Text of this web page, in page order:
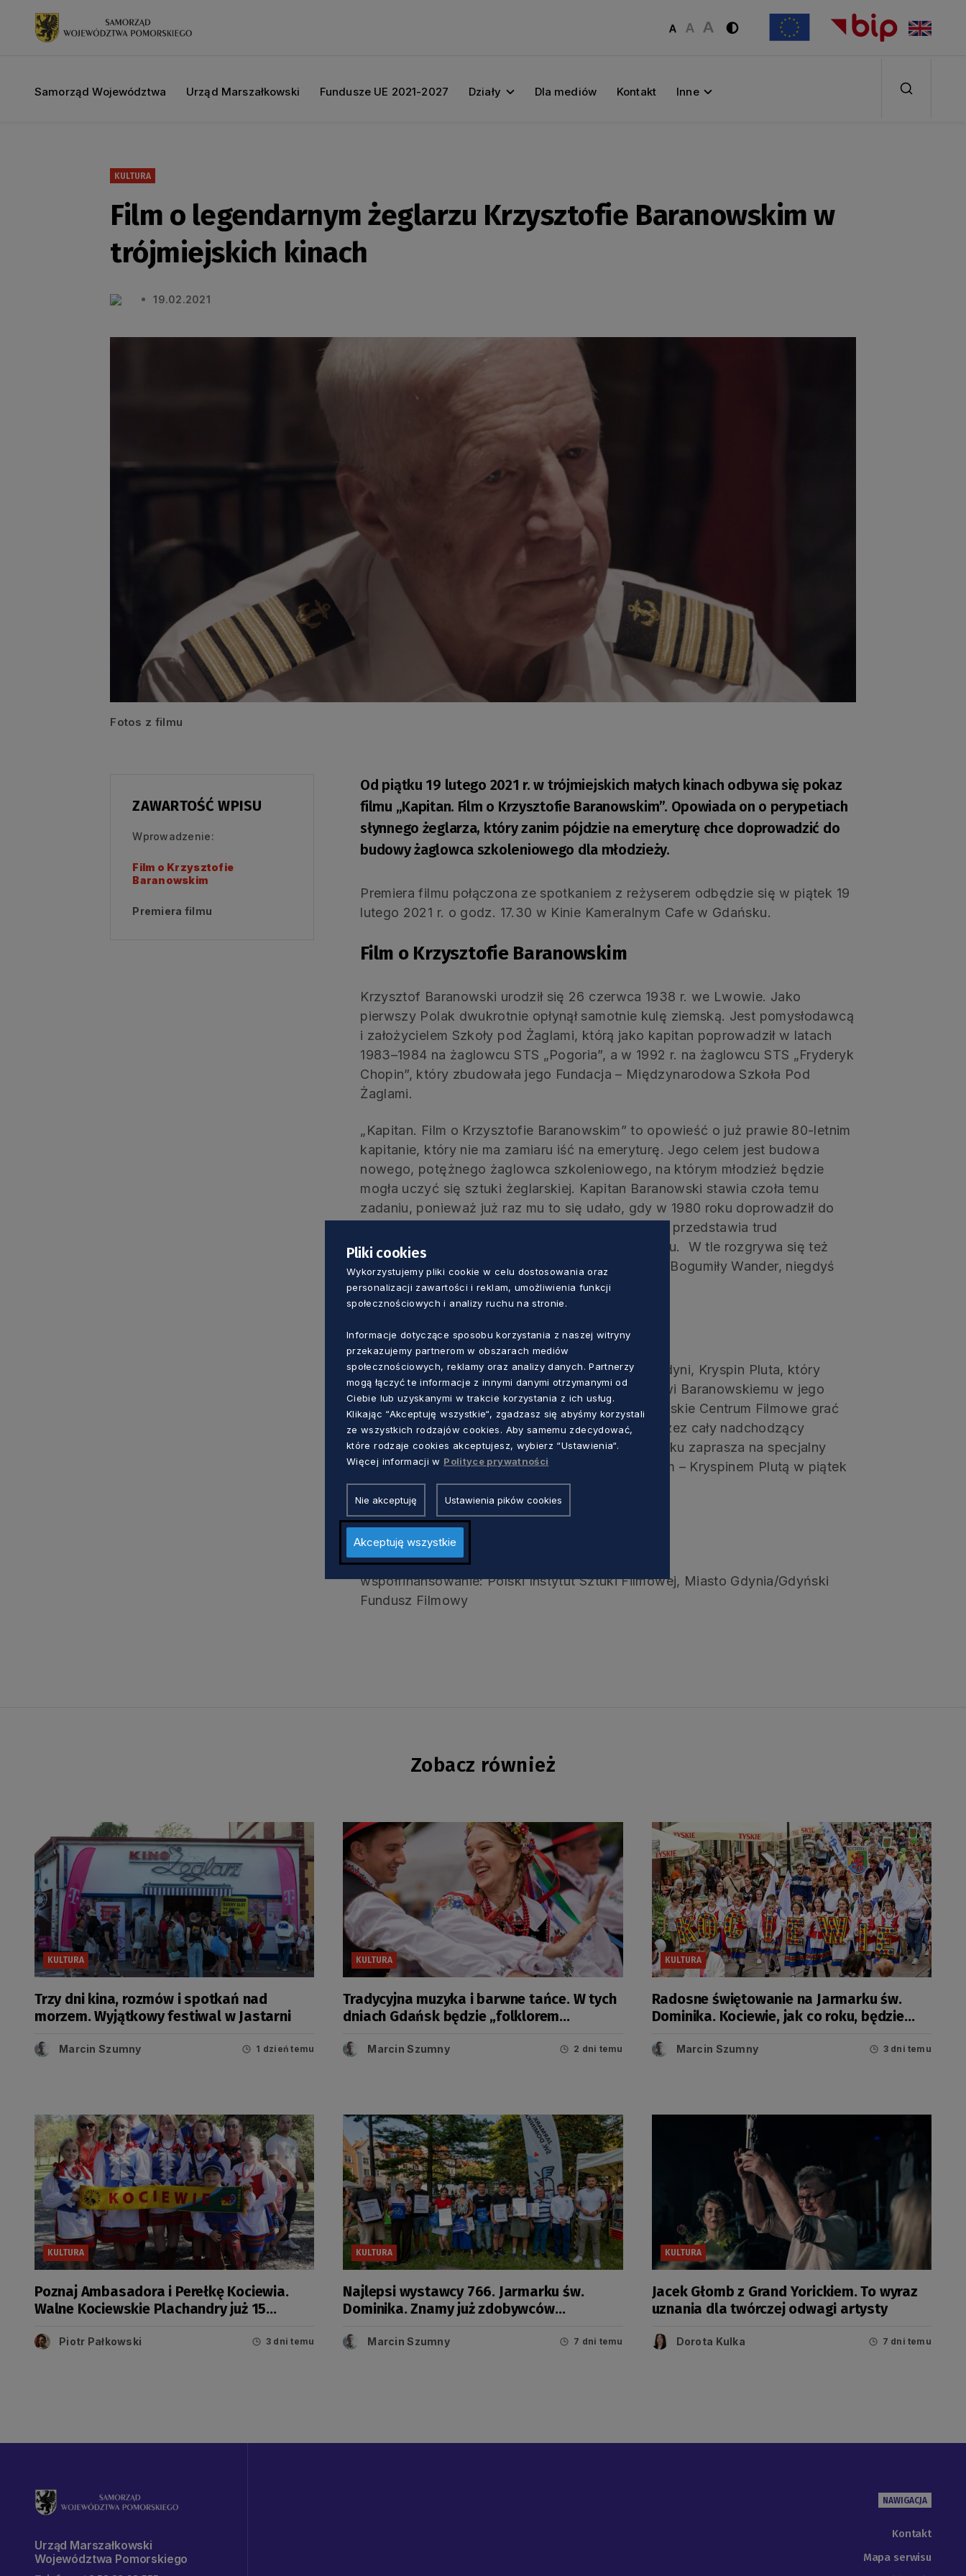
Samorząd Województwa Urząd Marszałkowski Fundusze UE 2021-2027 Działy Dla mediów Kontakt Inne
KULTURA
Film o legendarnym żeglarzu Krzysztofie Baranowskim w
trójmiejskich kinach
19.02.2021
Fotos z filmu
ZAWARTOŚĆ WPISU
Wprowadzenie:
Film o Krzysztofie
Baranowskim
Premiera filmu
Od piątku 19 lutego 2021 r. w trójmiejskich małych kinach odbywa się pokaz
filmu „Kapitan. Film o Krzysztofie Baranowskim”. Opowiada on o perypetiach
słynnego żeglarza, który zanim pójdzie na emeryturę chce doprowadzić do
budowy żaglowca szkoleniowego dla młodzieży.
Premiera filmu połączona ze spotkaniem z reżyserem odbędzie się w piątek 19
lutego 2021 r. o godz. 17.30 w Kinie Kameralnym Cafe w Gdańsku.
Film o Krzysztofie Baranowskim
Krzysztof Baranowski urodził się 26 czerwca 1938 r. we Lwowie. Jako
pierwszy Polak dwukrotnie opłynął samotnie kulę ziemską. Jest pomysłodawcą
i założycielem Szkoły pod Żaglami, którą jako kapitan poprowadził w latach
1983–1984 na żaglowcu STS „Pogoria”, a w 1992 r. na żaglowcu STS „Fryderyk
Chopin”, który zbudowała jego Fundacja – Międzynarodowa Szkoła Pod
Żaglami.
„Kapitan. Film o Krzysztofie Baranowskim” to opowieść o już prawie 80-letnim
kapitanie, który nie ma zamiaru iść na emeryturę. Jego celem jest budowa
nowego, potężnego żaglowca szkoleniowego, na którym młodzież będzie
mogła uczyć się sztuki żeglarskiej. Kapitan Baranowski stawia czoła temu
zadaniu, ponieważ już raz mu to się udało, gdy w 1980 roku doprowadził do
budowy żaglowca szkoleniowego „Pogoria”. Film przedstawia trud
pozyskiwania funduszy na budowę nowego statku. W tle rozgrywa się też
walka kapitana z postępująca chorobą jego żony Bogumiły Wander, niegdyś
znanej prezenterki telewizyjnej.
Premiera filmu
Scenarzystą i reżyserem filmu jest mieszkaniec Gdyni, Kryspin Pluta, który
przez prawie rok towarzyszył z kamerą kapitanowi Baranowskiemu w jego
zawodowych oraz prywatnych perypetiach. Gdyńskie Centrum Filmowe grać
będzie „Kapitana” od piątku, 19 lutego 2021 r., przez cały nadchodzący
tydzień. Natomiast Kino Kameralne Cafe w Gdańsku zaprasza na specjalny
pokaz filmu połączony ze spotkaniem z reżyserem – Kryspinem Plutą w piątek
19 lutego 2021 r. o godz. 17.30.
czas trwania filmu: 50 minut
scenariusz i reżyseria: Kryspin Pluta
produkcja: DAREK DIKTI Biuro pomysłów
współfinansowanie: Polski Instytut Sztuki Filmowej, Miasto Gdynia/Gdyński
Fundusz Filmowy
Zobacz również
KULTURA
Trzy dni kina, rozmów i spotkań nad
morzem. Wyjątkowy festiwal w Jastarni
Marcin Szumny 1 dzień temu
KULTURA
Tradycyjna muzyka i barwne tańce. W tych
dniach Gdańsk będzie „folklorem
Marcin Szumny 2 dni temu
KULTURA
Radosne świętowanie na Jarmarku św.
Dominika. Kociewie, jak co roku, będzie
Marcin Szumny 3 dni temu
KULTURA
Poznaj Ambasadora i Perełkę Kociewia.
Walne Kociewskie Plachandry już 15
Piotr Pałkowski 3 dni temu
KULTURA
Najlepsi wystawcy 766. Jarmarku św.
Dominika. Znamy już zdobywców
Marcin Szumny 7 dni temu
KULTURA
Jacek Głomb z Grand Yorickiem. To wyraz
uznania dla twórczej odwagi artysty
Dorota Kulka 7 dni temu
Urząd Marszałkowski
Województwa Pomorskiego
NAWIGACJA
Kontakt
Mapa serwisu
Pliki cookies
Wykorzystujemy pliki cookie w celu dostosowania oraz
personalizacji zawartości i reklam, umożliwienia funkcji
społecznościowych i analizy ruchu na stronie.
Informacje dotyczące sposobu korzystania z naszej witryny
przekazujemy partnerom w obszarach mediów
społecznościowych, reklamy oraz analizy danych. Partnerzy
mogą łączyć te informacje z innymi danymi otrzymanymi od
Ciebie lub uzyskanymi w trakcie korzystania z ich usług.
Klikając “Akceptuję wszystkie“, zgadzasz się abyśmy korzystali
ze wszystkich rodzajów cookies. Aby samemu zdecydować,
które rodzaje cookies akceptujesz, wybierz “Ustawienia“.
Więcej informacji w Polityce prywatności
Nie akceptuję Ustawienia pików cookies
Akceptuję wszystkie